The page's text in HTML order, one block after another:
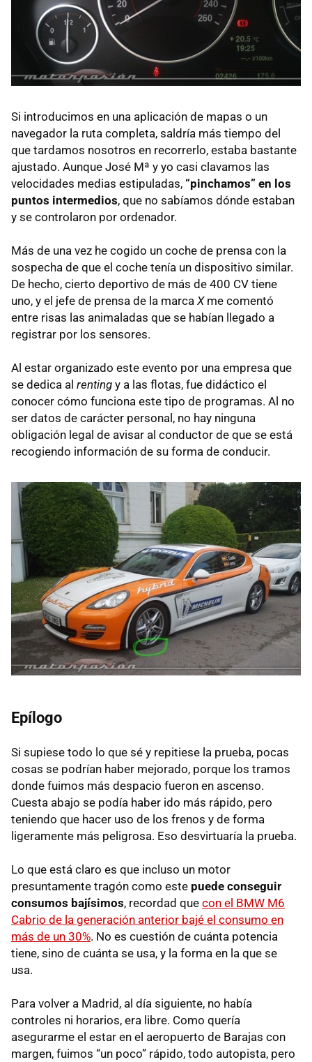
Si introducimos en una aplicación de mapas o un
navegador la ruta completa, saldría más tiempo del
que tardamos nosotros en recorrerlo, estaba bastante
ajustado. Aunque José Mª y yo casi clavamos las
velocidades medias estipuladas, “pinchamos” en los
puntos intermedios, que no sabíamos dónde estaban
y se controlaron por ordenador.
Más de una vez he cogido un coche de prensa con la
sospecha de que el coche tenía un dispositivo similar.
De hecho, cierto deportivo de más de 400 CV tiene
uno, y el jefe de prensa de la marca Xme comentó
entre risas las animaladas que se habían llegado a
registrar por los sensores.
Al estar organizado este evento por una empresa que
se dedica al renting y a las flotas, fue didáctico el
conocer cómo funciona este tipo de programas. Al no
ser datos de carácter personal, no hay ninguna
obligación legal de avisar al conductor de que se está
recogiendo información de su forma de conducir.
Epílogo
Si supiese todo lo que sé y repitiese la prueba, pocas
cosas se podrían haber mejorado, porque los tramos
donde fuimos más despacio fueron en ascenso.
Cuesta abajo se podía haber ido más rápido, pero
teniendo que hacer uso de los frenos y de forma
ligeramente más peligrosa. Eso desvirtuaría la prueba.
Lo que está claro es que incluso un motor
presuntamente tragón como este puede conseguir
consumos bajísimos, recordad que con el BMW M6
Cabrio de la generación anterior bajé el consumo en
más de un 30%. No es cuestión de cuánta potencia
tiene, sino de cuánta se usa, y la forma en la que se
usa.
Para volver a Madrid, al día siguiente, no había
controles ni horarios, era libre. Como quería
asegurarme el estar en el aeropuerto de Barajas con
margen, fuimos “un poco” rápido, todo autopista, pero